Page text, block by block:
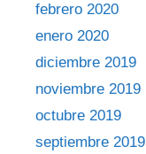
febrero 2020
enero 2020
diciembre 2019
noviembre 2019
octubre 2019
septiembre 2019